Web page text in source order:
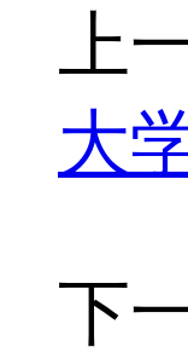
上
大
下